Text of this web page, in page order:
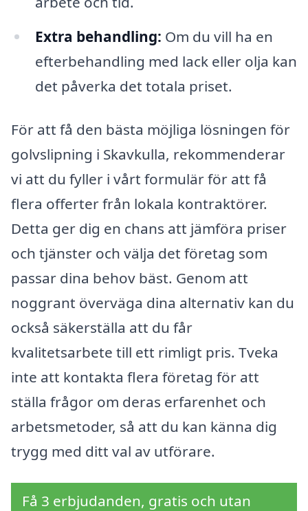
Extra behandling: Om du vill ha en
efterbehandling med lack eller olja kan
det påverka det totala priset.
För att få den bästa möjliga lösningen för
golvslipning i Skavkulla, rekommenderar
vi att du fyller i vårt formulär för att få
flera offerter från lokala kontraktörer.
Detta ger dig en chans att jämföra priser
och tjänster och välja det företag som
passar dina behov bäst. Genom att
noggrant överväga dina alternativ kan du
också säkerställa att du får
kvalitetsarbete till ett rimligt pris. Tveka
inte att kontakta flera företag för att
ställa frågor om deras erfarenhet och
arbetsmetoder, så att du kan känna dig
trygg med ditt val av utförare.
Få 3 erbjudanden, gratis och utan